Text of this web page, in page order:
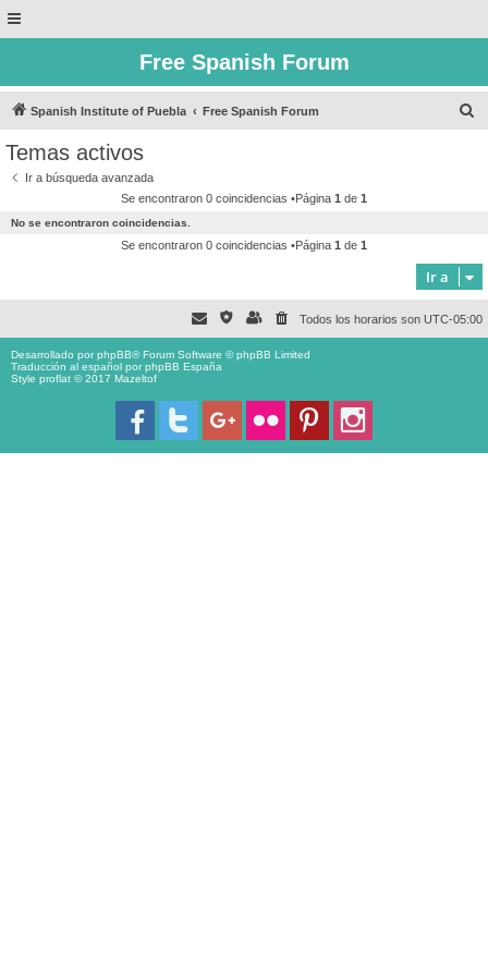
Free Spanish Forum
Spanish Institute of Puebla Free Spanish Forum
Temas activos
Ir a búsqueda avanzada
Se encontraron 0 coincidencias •Página 1 de 1
No se encontraron coincidencias.
Se encontraron 0 coincidencias •Página 1 de 1
Ir a
Todos los horarios son UTC-05:00
Desarrollado porphpBB® Forum Software © phpBB Limited
Traducción al español porphpBB España
Style proflat © 2017 Mazeltof